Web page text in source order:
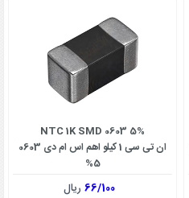
NTC 1K SMD 0603 5%
ان تی سی 1 کیلو اهم اس ام دی 0603
5%
66/100ریال